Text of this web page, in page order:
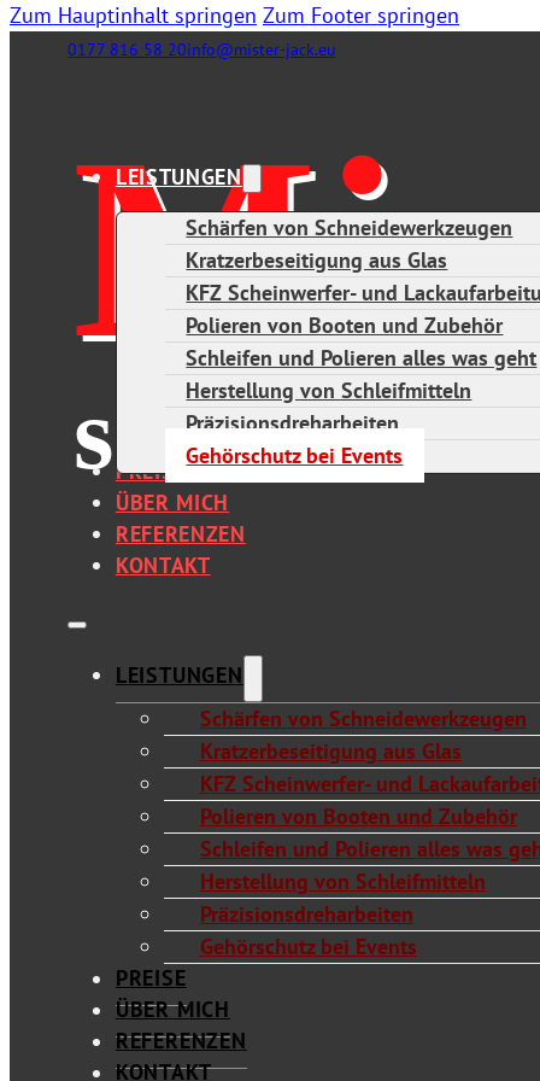
Zum Hauptinhalt springen Zum Footer springen
0177 816 58 20info@mister-jack.eu
LEISTUNGEN
Schärfen von Schneidewerkzeugen
Kratzerbeseitigung aus Glas
KFZ Scheinwerfer- und
Polieren von Booten und Zubehör
Schleifen und Polieren alles was geht
Herstellung von Schleifmitteln
Präzisionsdreharbeiten
Gehörschutz bei Events
PREISE
ÜBER MICH
REFERENZEN
KONTAKT
LEISTUNGEN
Schärfen von Schneidewerkzeugen
Kratzerbeseitigung aus Glas
KFZ Scheinwerfer- und
Polieren von Booten und Zubehör
Schleifen und Polieren alles was
Herstellung von Schleifmitteln
Präzisionsdreharbeiten
Gehörschutz bei Events
PREISE
ÜBER MICH
REFERENZEN
KONTAKT